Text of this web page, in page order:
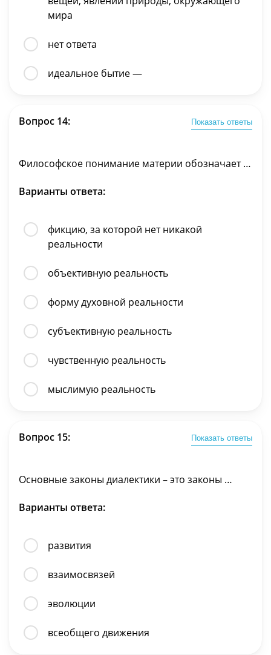
мира
нет ответа
идеальное бытие —
Вопрос 14: Показать ответы
Философское понимание материи обозначает …
Варианты ответа:
фикцию, за которой нет никакой
реальности
объективную реальность
форму духовной реальности
субъективную реальность
чувственную реальность
мыслимую реальность
Вопрос 15: Показать ответы
Основные законы диалектики – это законы …
Варианты ответа:
развития
взаимосвязей
эволюции
всеобщего движения